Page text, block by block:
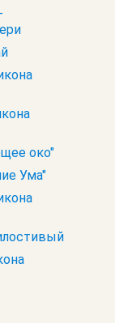
око"
Ума"